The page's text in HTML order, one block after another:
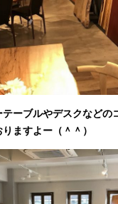
ーブルやデスクなどの
ますよー（＾＾）